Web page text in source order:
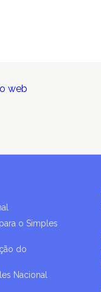
web
o Simples
do
Nacional